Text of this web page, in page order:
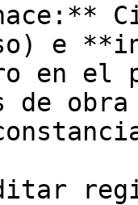
e
en el
de